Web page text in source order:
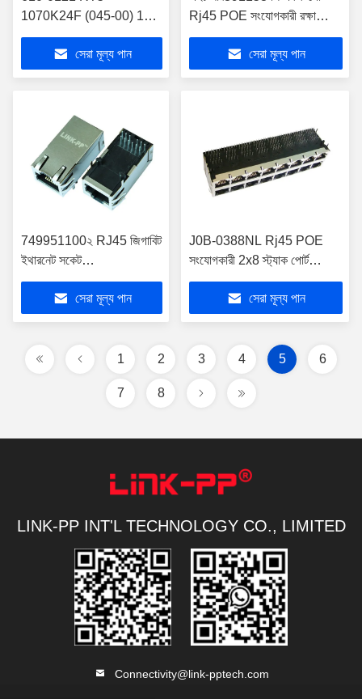
1070K24F (045-00) 1
পোর্ট RJ45 মেজজ্যাক নেটওয়ার্ক
POE + LPJK2071CNL
এর সাথে
সেরা মূল্য পান
Rj45 POE সংযোগকারী রক্ষা
10/100 বেস - টি এক্স LPJ0162
সেরা মূল্য পান
749951100২ RJ45 জিগাবিট
ইথারনেট সকেট
IEEE802.3AT POE +
LPJK6069CNL এর সাথে
সেরা মূল্য পান
J0B-0388NL Rj45 POE
সংযোগকারী 2x8 স্ট্যাক পোর্ট
গিগাবাইট ম্যাগজ্যাক
LPJG87011CNL
সেরা মূল্য পান
1 2 3 4 5 6
7 8
LINK-PP INT'L TECHNOLOGY CO., LIMITED
Connectivity@link-pptech.com